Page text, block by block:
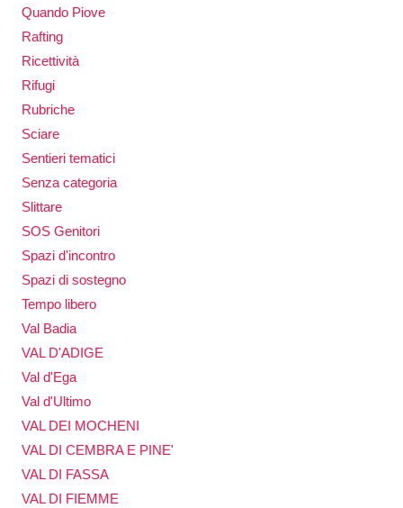
Quando Piove
Rafting
Ricettività
Rifugi
Rubriche
Sciare
Sentieri tematici
Senza categoria
Slittare
SOS Genitori
Spazi d'incontro
Spazi di sostegno
Tempo libero
Val Badia
VAL D'ADIGE
Val d'Ega
Val d'Ultimo
VAL DEI MOCHENI
VAL DI CEMBRA E PINE'
VAL DI FASSA
VAL DI FIEMME